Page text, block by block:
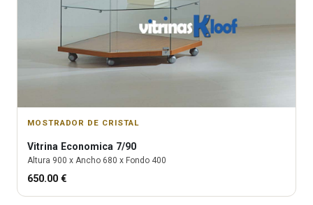
MOSTRADOR DE CRISTAL
Vitrina Economica 7/90
Altura 900 x Ancho 680 x Fondo 400
650.00 €